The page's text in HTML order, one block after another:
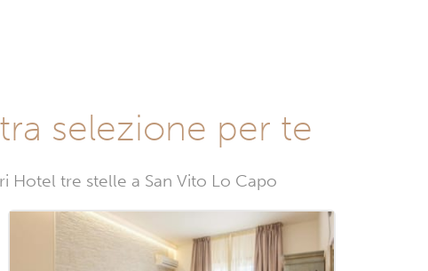
selezione per te
Hotel tre stelle a San Vito Lo Capo